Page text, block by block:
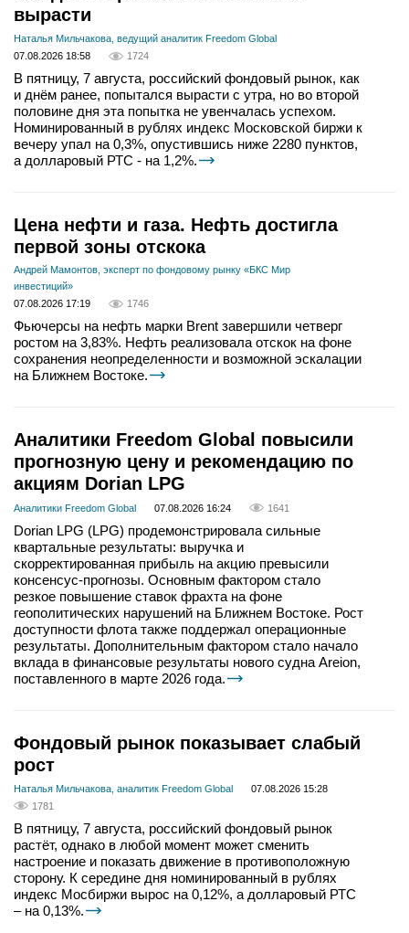
вырасти
Наталья Мильчакова, ведущий аналитик Freedom Global
07.08.2026 18:58
1724
В пятницу, 7 августа, российский фондовый рынок, как
и днём ранее, попытался вырасти с утра, но во второй
половине дня эта попытка не увенчалась успехом.
Номинированный в рублях индекс Московской биржи к
вечеру упал на 0,3%, опустившись ниже 2280 пунктов,
а долларовый РТС - на 1,2%.
Цена нефти и газа. Нефть достигла
первой зоны отскока
Андрей Мамонтов, эксперт по фондовому рынку «БКС Мир
инвестиций»
07.08.2026 17:19
1746
Фьючерсы на нефть марки Brent завершили четверг
ростом на 3,83%. Нефть реализовала отскок на фоне
сохранения неопределенности и возможной эскалации
на Ближнем Востоке.
Аналитики Freedom Global повысили
прогнозную цену и рекомендацию по
акциям Dorian LPG
Аналитики Freedom Global 07.08.2026 16:24 1641
Dorian LPG (LPG) продемонстрировала сильные
квартальные результаты: выручка и
скорректированная прибыль на акцию превысили
консенсус-прогнозы. Основным фактором стало
резкое повышение ставок фрахта на фоне
геополитических нарушений на Ближнем Востоке. Рост
доступности флота также поддержал операционные
результаты. Дополнительным фактором стало начало
вклада в финансовые результаты нового судна Areion,
поставленного в марте 2026 года.
Фондовый рынок показывает слабый
рост
Наталья Мильчакова, аналитик Freedom Global
07.08.2026 15:28
1781
В пятницу, 7 августа, российский фондовый рынок
растёт, однако в любой момент может сменить
настроение и показать движение в противоположную
сторону. К середине дня номинированный в рублях
индекс Мосбиржи вырос на 0,12%, а долларовый РТС
– на 0,13%.